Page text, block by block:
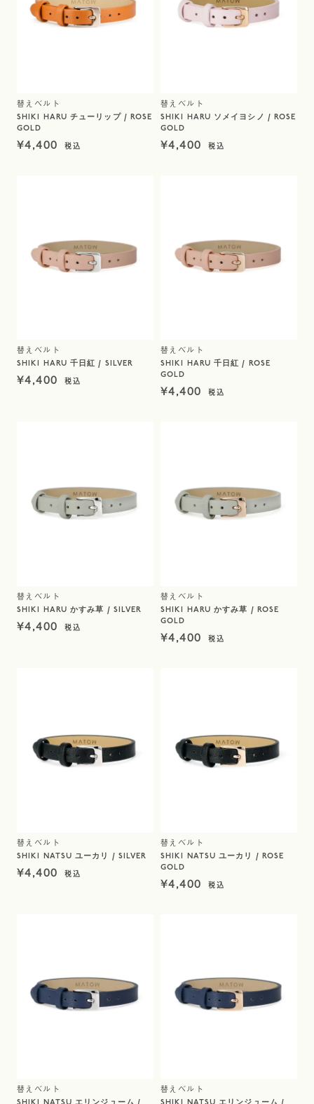
替えベルト
SHIKI HARU チューリップ / ROSE
GOLD
¥4,400
替えベルト
SHIKI HARU ソメイヨシノ / ROSE
GOLD
¥4,400
替えベルト
SHIKI HARU 千日紅 / SILVER
¥4,400
替えベルト
SHIKI HARU 千日紅 / ROSE
GOLD
¥4,400
替えベルト
SHIKI HARU かすみ草 / SILVER
¥4,400
替えベルト
SHIKI HARU かすみ草 / ROSE
GOLD
¥4,400
替えベルト
SHIKI NATSU ユーカリ / SILVER
¥4,400
替えベルト
SHIKI NATSU ユーカリ / ROSE
GOLD
¥4,400
替えベルト 替えベルト